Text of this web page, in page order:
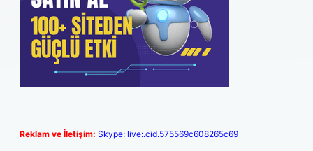
Reklam ve İletişim: Skype: live:.cid.575569c608265c69